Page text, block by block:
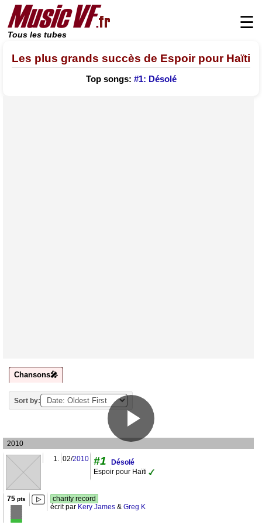
Tous les tubes
☰
Les plus grands succès de Espoir pour Haïti
Top songs: #1: Désolé
Chansons🎤
Sort by:
2010
1. 02/2010 #1
Désolé
Espoir pour Haïti
75 pts
charity record
écrit par Kery James & Greg K